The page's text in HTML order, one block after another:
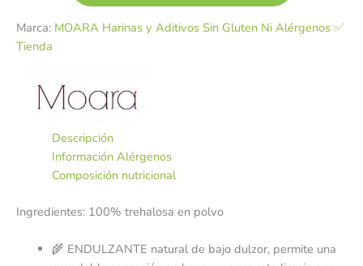
Marca: MOARA Harinas y Aditivos Sin Gluten Ni Alérgenos ✅
Tienda
Descripción
Información Alérgenos
Composición nutricional
Ingredientes: 100% trehalosa en polvo
🌾 ENDULZANTE natural de bajo dulzor, permite una